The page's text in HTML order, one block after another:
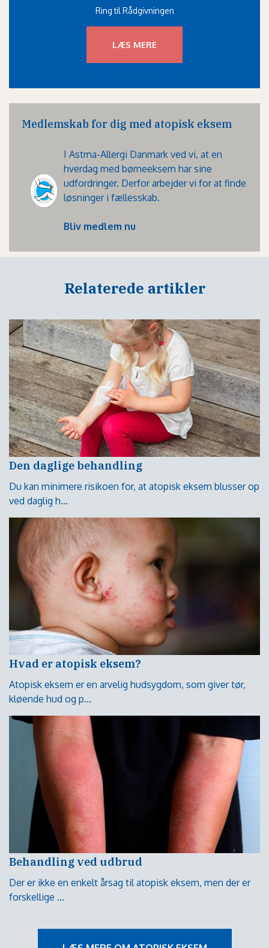
Ring til Rådgivningen
LÆS MERE
Medlemskab for dig med atopisk eksem
I Astma-Allergi Danmark ved vi, at en
hverdag med børneeksem har sine
udfordringer. Derfor arbejder vi for at finde
løsninger i fællesskab.
Bliv medlem nu
Relaterede artikler
Den daglige behandling
Du kan minimere risikoen for, at atopisk eksem blusser op
ved daglig h...
Hvad er atopisk eksem?
Atopisk eksem er en arvelig hudsygdom, som giver tør,
kløende hud og p...
Behandling ved udbrud
Der er ikke en enkelt årsag til atopisk eksem, men der er
forskellige ...